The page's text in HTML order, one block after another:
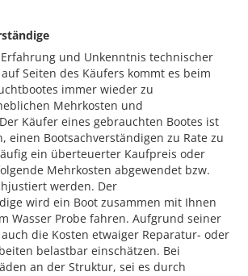
und Unkenntnis technischer
Seiten des Käufers kommt es beim
immer wieder zu
Mehrkosten und
Käufer eines gebrauchten Bootes ist
einen Bootsachverständigen zu Rate zu
ein überteuerter Kaufpreis oder
Mehrkosten abgewendet bzw.
werden. Der
wird ein Boot zusammen mit Ihnen
Wasser Probe fahren. Aufgrund seiner
die Kosten etwaiger Reparatur- oder
belastbar einschätzen. Bei
an der Struktur, sei es durch